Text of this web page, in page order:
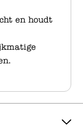
en houdt